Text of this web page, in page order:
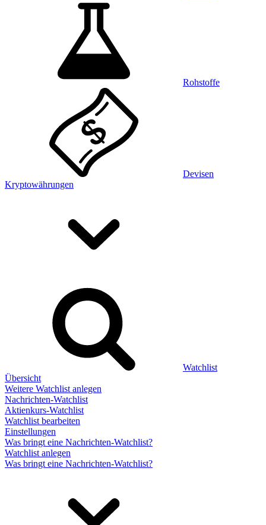
Rohstoffe
Devisen
Kryptowährungen
Watchlist
Übersicht
Weitere Watchlist anlegen
Nachrichten-Watchlist
Aktienkurs-Watchlist
Watchlist bearbeiten
Einstellungen
Was bringt eine Nachrichten-Watchlist?
Watchlist anlegen
Was bringt eine Nachrichten-Watchlist?